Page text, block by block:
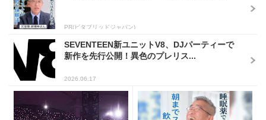
PR(ビタブリッドジャパン)
SEVENTEEN新ユニットV8、DJパーティーで
新作を先行公開！異色のプレリス...
2026.06.17